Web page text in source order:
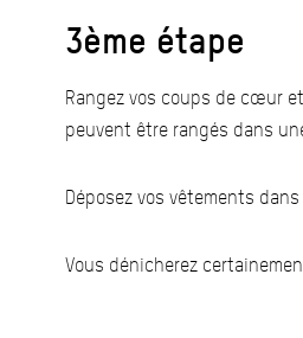
3ème étape
Rangez vos coups de cœur
peuvent être rangés dans
Déposez vos vêtements
Vous dénicherez